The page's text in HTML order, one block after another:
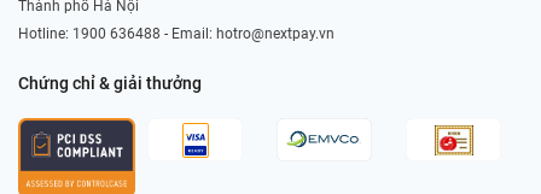
Thành phố Hà Nội
Hotline: 1900 636488 - Email: hotro@nextpay.vn
Chứng chỉ & giải thưởng